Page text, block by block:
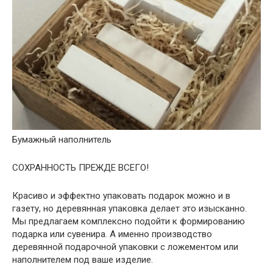
Бумажный наполнитель
СОХРАННОСТЬ ПРЕЖДЕ ВСЕГО!
Красиво и эффектно упаковать подарок можно и в
газету, но деревянная упаковка делает это изысканно.
Мы предлагаем комплексно подойти к формированию
подарка или сувенира. А именно производство
деревянной подарочной упаковки с ложементом или
наполнителем под ваше изделие.